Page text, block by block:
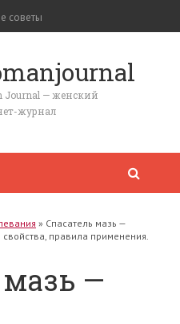
советы
Journal — женский
журнал
» Спасатель мазь —
правила применения.
мазь —